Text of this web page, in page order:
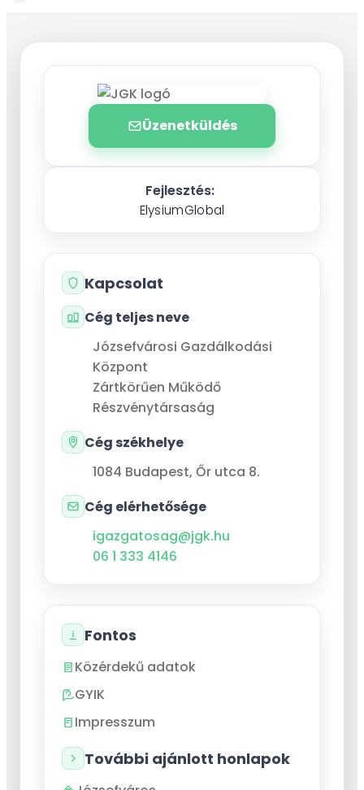
Üzenetküldés
Fejlesztés:
ElysiumGlobal
Kapcsolat
Cég teljes neve
Józsefvárosi Gazdálkodási
Központ
Zártkörűen Működő
Részvénytársaság
Cég székhelye
1084 Budapest, Őr utca 8.
Cég elérhetősége
igazgatosag@jgk.hu
06 1 333 4146
Fontos
Közérdekű adatok
GYIK
Impresszum
További ajánlott honlapok